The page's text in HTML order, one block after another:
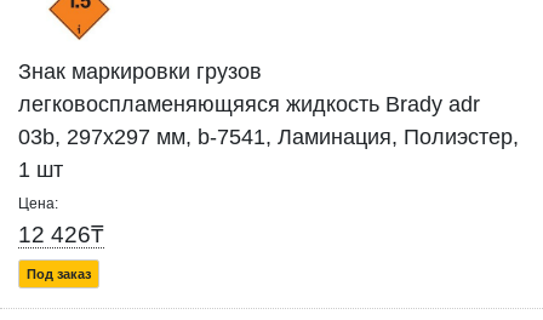
Знак маркировки грузов
легковоспламеняющяяся жидкость Brady adr
03b, 297x297 мм, b-7541, Ламинация, Полиэстер,
1 шт
Цена:
12 426₸
Под заказ